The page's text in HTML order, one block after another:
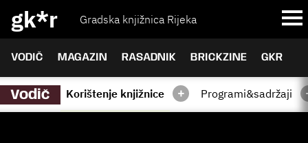
gk*r Gradska knjižnica Rijeka
VODIČ MAGAZIN RASADNIK BRICKZINE GKR
Vodič Korištenje knjižnice + Programi&sadržaji